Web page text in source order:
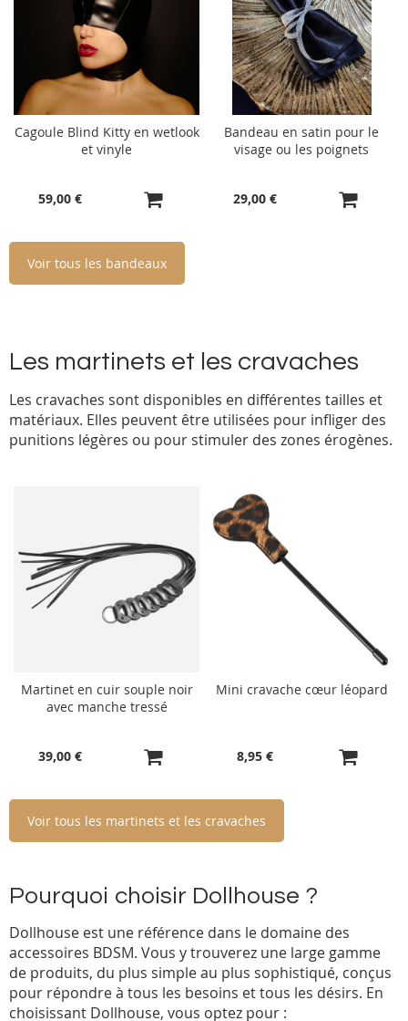
Cagoule Blind Kitty en wetlook
et vinyle
59,00 €
Bandeau en satin pour le
visage ou les poignets
29,00 €
Voir tous les bandeaux
Les martinets et les cravaches
Les cravaches sont disponibles en différentes tailles et
matériaux. Elles peuvent être utilisées pour infliger des
punitions légères ou pour stimuler des zones érogènes.
Martinet en cuir souple noir
avec manche tressé
39,00 €
Mini cravache cœur léopard
8,95 €
Voir tous les martinets et les cravaches
Pourquoi choisir Dollhouse ?
Dollhouse est une référence dans le domaine des
accessoires BDSM. Vous y trouverez une large gamme
de produits, du plus simple au plus sophistiqué, conçus
pour répondre à tous les besoins et tous les désirs. En
choisissant Dollhouse, vous optez pour :